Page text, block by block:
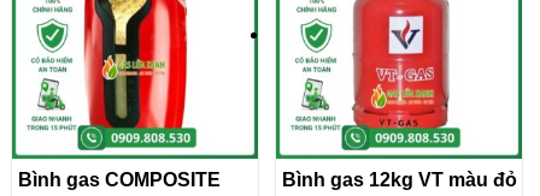
Bình gas COMPOSITE
Bình gas 12kg VT màu đỏ